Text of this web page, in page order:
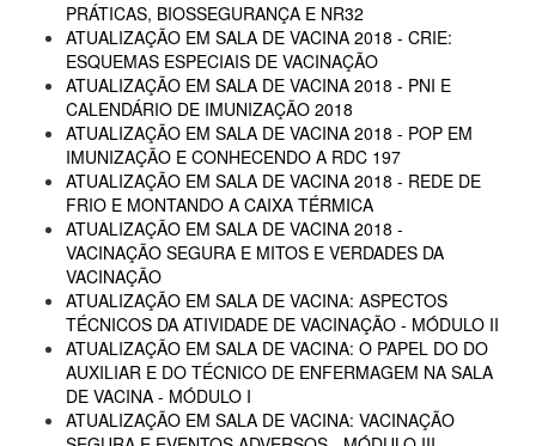
PRÁTICAS, BIOSSEGURANÇA E NR32
ATUALIZAÇÃO EM SALA DE VACINA 2018 - CRIE:
ESQUEMAS ESPECIAIS DE VACINAÇÃO
ATUALIZAÇÃO EM SALA DE VACINA 2018 - PNI E
CALENDÁRIO DE IMUNIZAÇÃO 2018
ATUALIZAÇÃO EM SALA DE VACINA 2018 - POP EM
IMUNIZAÇÃO E CONHECENDO A RDC 197
ATUALIZAÇÃO EM SALA DE VACINA 2018 - REDE DE
FRIO E MONTANDO A CAIXA TÉRMICA
ATUALIZAÇÃO EM SALA DE VACINA 2018 -
VACINAÇÃO SEGURA E MITOS E VERDADES DA
VACINAÇÃO
ATUALIZAÇÃO EM SALA DE VACINA: ASPECTOS
TÉCNICOS DA ATIVIDADE DE VACINAÇÃO - MÓDULO II
ATUALIZAÇÃO EM SALA DE VACINA: O PAPEL DO DO
AUXILIAR E DO TÉCNICO DE ENFERMAGEM NA SALA
DE VACINA - MÓDULO I
ATUALIZAÇÃO EM SALA DE VACINA: VACINAÇÃO